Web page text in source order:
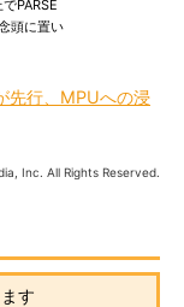
PARSE
頭に置い
先行、MPUへの浸
Inc. All Rights Reserved.
す